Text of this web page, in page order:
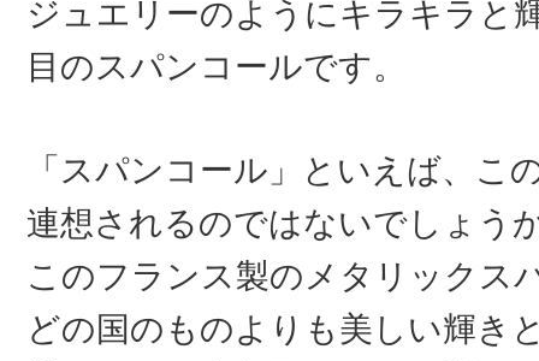
ジュエリーのようにキラキラと
目のスパンコールです。
「スパンコール」といえば、こ
連想されるのではないでしょう
このフランス製のメタリックス
どの国のものよりも美しい輝き